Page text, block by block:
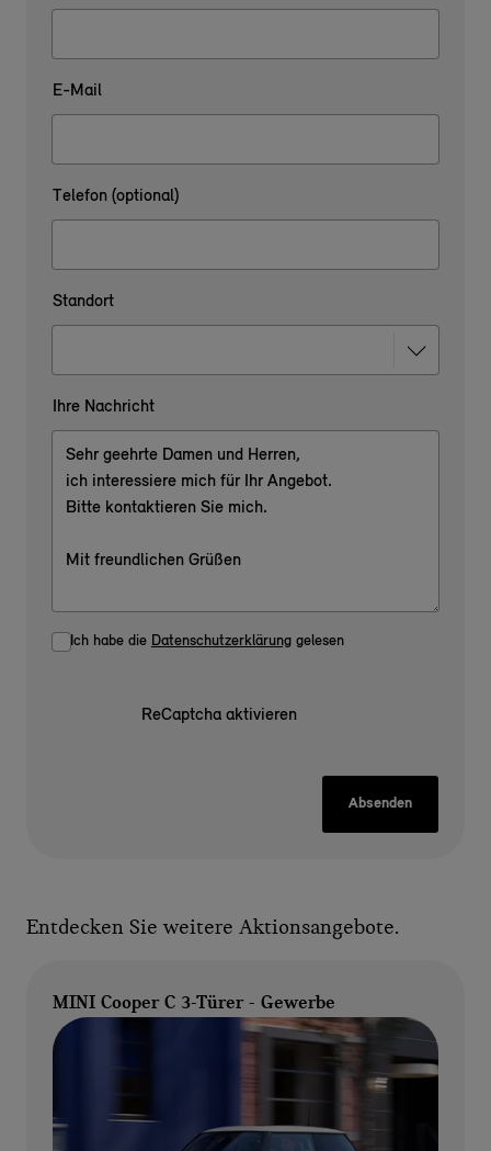
E-Mail
Telefon (optional)
Standort
Ihre Nachricht
Ich habe die Datenschutzerklärung gelesen
ReCaptcha aktivieren
Absenden
Entdecken Sie weitere Aktionsangebote.
MINI Cooper C 3-Türer - Gewerbe